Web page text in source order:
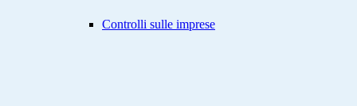
Controlli sulle imprese